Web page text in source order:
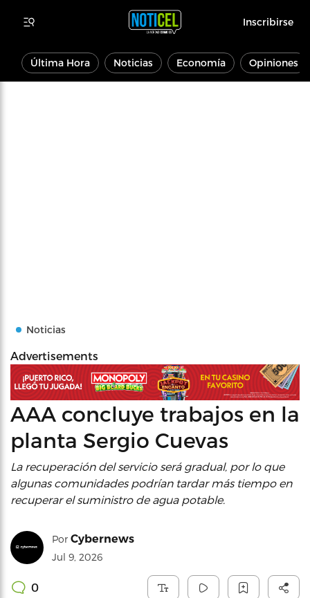
Inscribirse
Última Hora Noticias Economía Opiniones
Noticias
Advertisements
AAA concluye trabajos en la
planta Sergio Cuevas
La recuperación del servicio será gradual, por lo que
algunas comunidades podrían tardar más tiempo en
recuperar el suministro de agua potable.
Por Cybernews
Jul 9, 2026
0